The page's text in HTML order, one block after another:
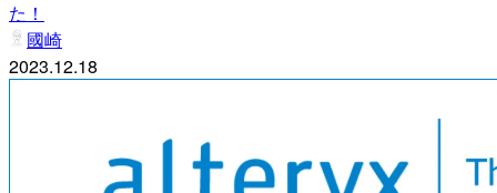
た！
國崎
2023.12.18